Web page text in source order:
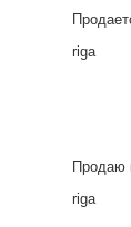
riga
Продаю
riga